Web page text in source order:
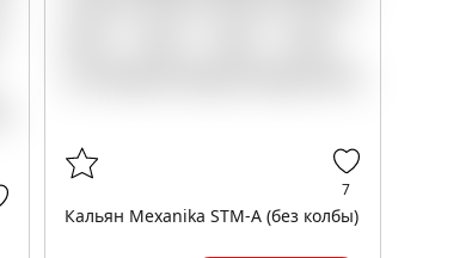
7
Кальян Mexanika STM-A (без колбы)